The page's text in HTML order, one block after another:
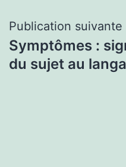
Publication suivante
Symptômes :
du sujet au